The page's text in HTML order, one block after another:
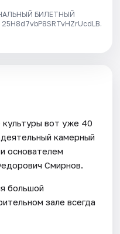
БИЛЕТНЫЙ
вот уже 40
камерный
основателем
Смирнов.
большой
зале всегда